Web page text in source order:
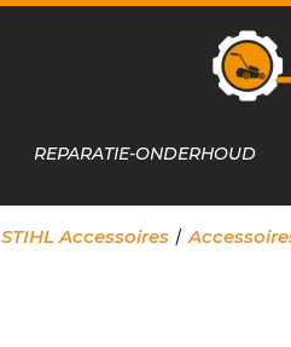
REPARATIE-ONDERHOUD
STIHL Accessoires /